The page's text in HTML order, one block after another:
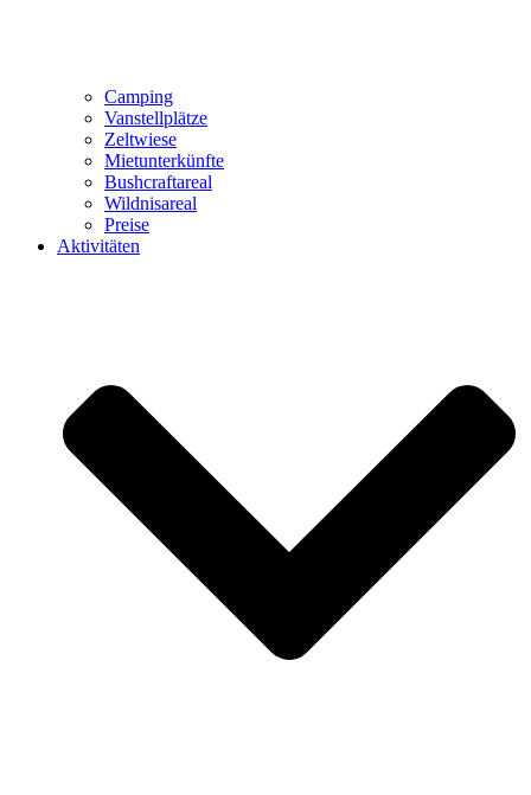
Camping
Vanstellplätze
Zeltwiese
Mietunterkünfte
Bushcraftareal
Wildnisareal
Preise
Aktivitäten